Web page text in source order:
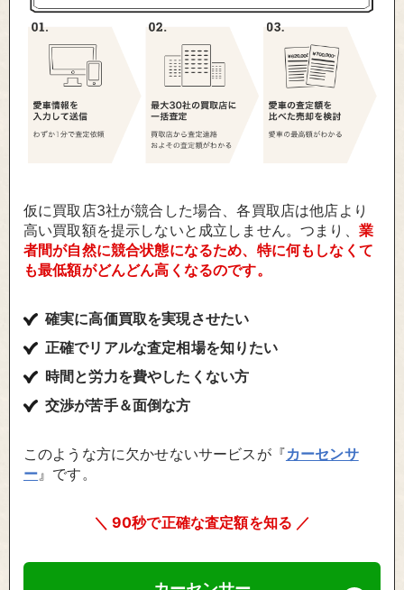
仮に買取店3社が競合した場合、各買取店は他店より
高い買取額を提示しないと成立しません。つまり、 業
者間が自然に競合状態になるため、特に何もしなくて
も最低額がどんどん高くなるのです。
確実に高価買取を実現させたい
正確でリアルな査定相場を知りたい
時間と労力を費やしたくない方
交渉が苦手＆面倒な方
このような方に欠かせないサービスが『カーセンサ
ー』です。
＼ 90秒で正確な査定額を知る ／